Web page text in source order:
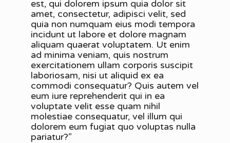
est, qui dolorem ipsum quia dolor sit
amet, consectetur, adipisci velit, sed
quia non numquam eius modi tempora
incidunt ut labore et dolore magnam
aliquam quaerat voluptatem. Ut enim
ad minima veniam, quis nostrum
exercitationem ullam corporis suscipit
laboriosam, nisi ut aliquid ex ea
commodi consequatur? Quis autem vel
eum iure reprehenderit qui in ea
voluptate velit esse quam nihil
molestiae consequatur, vel illum qui
dolorem eum fugiat quo voluptas nulla
pariatur?”